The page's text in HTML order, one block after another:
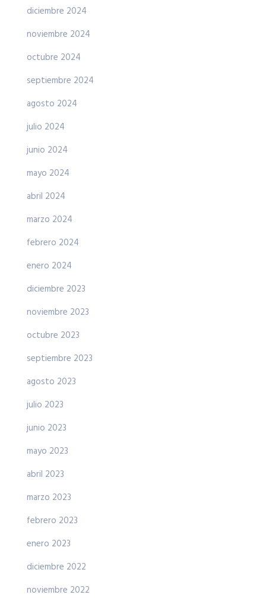
diciembre 2024
noviembre 2024
octubre 2024
septiembre 2024
agosto 2024
julio 2024
junio 2024
mayo 2024
abril 2024
marzo 2024
febrero 2024
enero 2024
diciembre 2023
noviembre 2023
octubre 2023
septiembre 2023
agosto 2023
julio 2023
junio 2023
mayo 2023
abril 2023
marzo 2023
febrero 2023
enero 2023
diciembre 2022
noviembre 2022